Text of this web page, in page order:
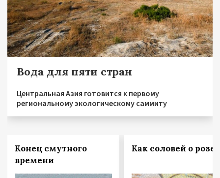
Вода для пяти стран
Центральная Азия готовится к первому
региональному экологическому саммиту
Конец смутного
времени
Как соловей о розе